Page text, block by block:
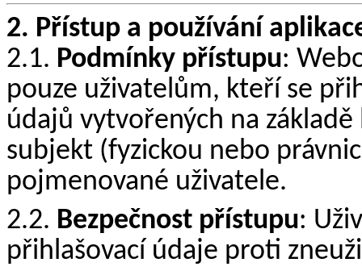
2. Přístup a používání
2.1. Podmínky přístupu:
pouze uživatelům, kteří se
údajů vytvořených na
subjekt (fyzickou nebo
pojmenované uživatele.
2.2. Bezpečnost přístupu:
přihlašovací údaje proti